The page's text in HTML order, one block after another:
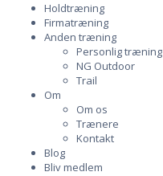
content
Holdtræning
Firmatræning
Anden træning
Personlig træning
NG Outdoor
Trail
Om
Om os
Trænere
Kontakt
Blog
Bliv medlem